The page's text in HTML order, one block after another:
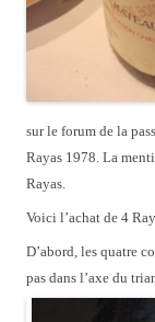
sur le forum de la
Rayas 1978. La
Rayas.
Voici l’achat de 4
D’abord, les quatre
pas dans l’axe du